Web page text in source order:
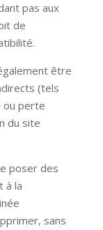
pas aux
de
être
(tels
ou perte
du site
poser des
à la
sans